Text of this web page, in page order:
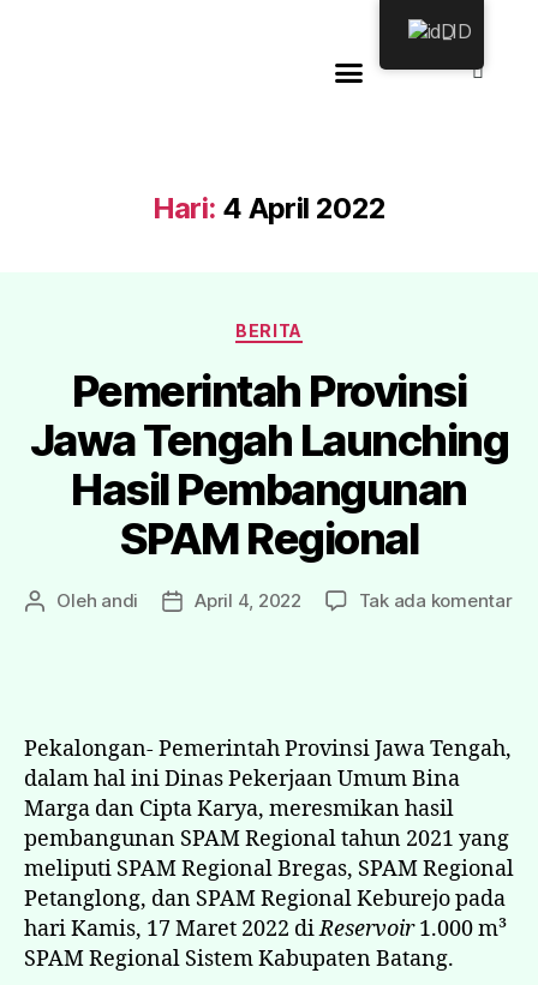
Hari: 4 April 2022
BERITA
Pemerintah Provinsi
Jawa Tengah Launching
Hasil Pembangunan
SPAM Regional
Oleh andi April 4, 2022 Tak ada komentar
Pekalongan- Pemerintah Provinsi Jawa Tengah,
dalam hal ini Dinas Pekerjaan Umum Bina
Marga dan Cipta Karya, meresmikan hasil
pembangunan SPAM Regional tahun 2021 yang
meliputi SPAM Regional Bregas, SPAM Regional
Petanglong, dan SPAM Regional Keburejo pada
hari Kamis, 17 Maret 2022 diReservoir1.000 m³
SPAM Regional Sistem Kabupaten Batang.
ID